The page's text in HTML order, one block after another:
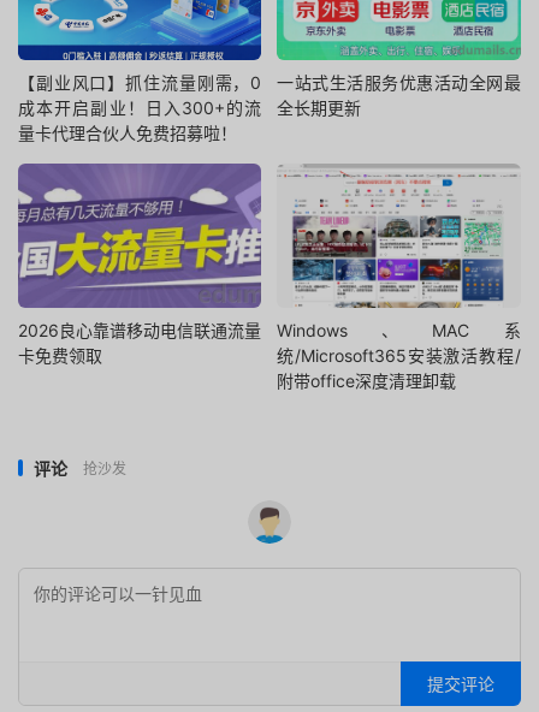
【副业风口】抓住流量刚需，0
成本开启副业！日入300+的流
量卡代理合伙人免费招募啦！
一站式生活服务优惠活动全网最
全长期更新
2026良心靠谱移动电信联通流量
卡免费领取
Windows、MAC系
统/Microsoft365安装激活教程/
附带office深度清理卸载
评论 抢沙发
提交评论